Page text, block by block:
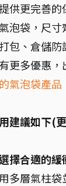
供更完善
泡袋，尺
包、倉儲
更多優惠
氣泡袋產品
建議如下(
擇合適的緩
多層氣柱